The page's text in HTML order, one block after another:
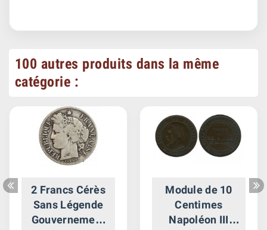
100 autres produits dans la même
catégorie :
2 Francs Cérès
Sans Légende
Gouvernement
Module de 10
Centimes
Napoléon III